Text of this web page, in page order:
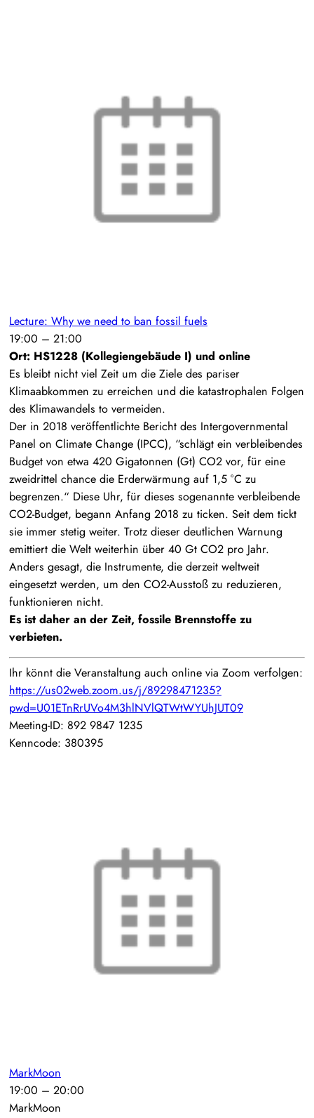
Lecture: Why we need to ban fossil fuels
19:00 – 21:00
Ort: HS1228 (Kollegiengebäude I) und online
Es bleibt nicht viel Zeit um die Ziele des pariser
Klimaabkommen zu erreichen und die katastrophalen Folgen
des Klimawandels to vermeiden.
Der in 2018 veröffentlichte Bericht des Intergovernmental
Panel on Climate Change (IPCC), “schlägt ein verbleibendes
Budget von etwa 420 Gigatonnen (Gt) CO2 vor, für eine
zweidrittel chance die Erderwärmung auf 1,5 °C zu
begrenzen.“ Diese Uhr, für dieses sogenannte verbleibende
CO2-Budget, begann Anfang 2018 zu ticken. Seit dem tickt
sie immer stetig weiter. Trotz dieser deutlichen Warnung
emittiert die Welt weiterhin über 40 Gt CO2 pro Jahr.
Anders gesagt, die Instrumente, die derzeit weltweit
eingesetzt werden, um den CO2-Ausstoß zu reduzieren,
funktionieren nicht.
Es ist daher an der Zeit, fossile Brennstoffe zu
verbieten.
Ihr könnt die Veranstaltung auch online via Zoom verfolgen:
https://us02web.zoom.us/j/89298471235?
pwd=U01ETnRrUVo4M3hlNVlQTWtWYUhJUT09
Meeting-ID: 892 9847 1235
Kenncode: 380395
MarkMoon
19:00 – 20:00
MarkMoon